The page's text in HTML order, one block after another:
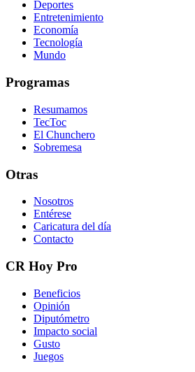
Deportes
Entretenimiento
Economía
Tecnología
Mundo
Programas
Resumamos
TecToc
El Chunchero
Sobremesa
Otras
Nosotros
Entérese
Caricatura del día
Contacto
CR Hoy Pro
Beneficios
Opinión
Diputómetro
Impacto social
Gusto
Juegos